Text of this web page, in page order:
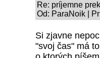
Re: príjemne
Od: ParaNoik |
Si zjavne
"svoj čas" má